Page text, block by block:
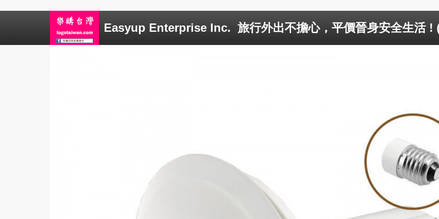
Easyup Enterprise Inc. 旅行外出不擔心，平價晉身安全生活 !